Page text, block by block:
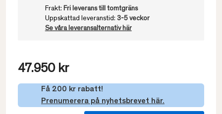
Frakt: Fri leverans till tomtgräns
Uppskattad leveranstid: 3-5 veckor
Se våra leveransalternativ här
47.950 kr
Få 200 kr rabatt!
Prenumerera på nyhetsbrevet här.